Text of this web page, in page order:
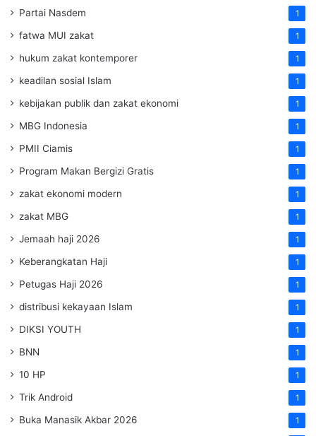
Partai Nasdem 1
fatwa MUI zakat 1
hukum zakat kontemporer 1
keadilan sosial Islam 1
kebijakan publik dan zakat ekonomi 1
MBG Indonesia 1
PMII Ciamis 1
Program Makan Bergizi Gratis 1
zakat ekonomi modern 1
zakat MBG 1
Jemaah haji 2026 1
Keberangkatan Haji 1
Petugas Haji 2026 1
distribusi kekayaan Islam 1
DIKSI YOUTH 1
BNN 1
10 HP 1
Trik Android 1
Buka Manasik Akbar 2026 1